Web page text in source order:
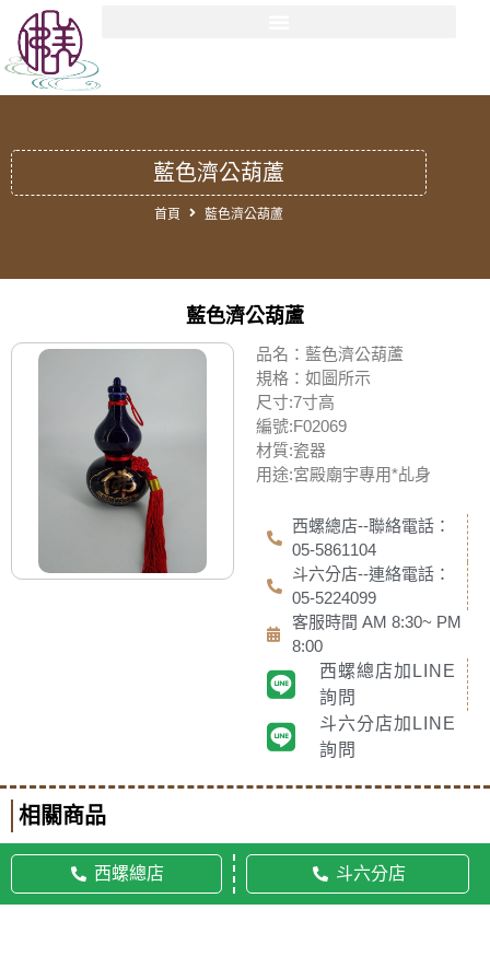
藍色濟公葫蘆
首頁 藍色濟公葫蘆
藍色濟公葫蘆
品名：藍色濟公葫蘆
規格：如圖所示
尺寸:7寸高
編號:F02069
材質:瓷器
用途:宮殿廟宇專用*乩身
西螺總店--聯絡電話：
05-5861104
斗六分店--連絡電話：
05-5224099
客服時間 AM 8:30~ PM
8:00
西螺總店加LINE
詢問
斗六分店加LINE
詢問
相關商品
西螺總店 斗六分店